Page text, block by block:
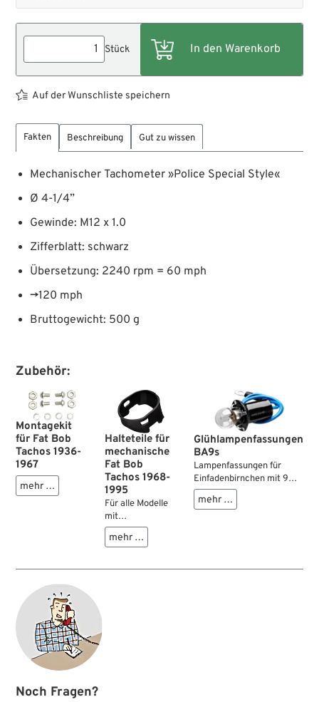
Stück
Auf der Wunschliste speichern
Fakten Beschreibung Gut zu wissen
Mechanischer Tachometer »Police Special Style«
Ø 4-1/4”
Gewinde: M12 x 1.0
Zifferblatt: schwarz
Übersetzung: 2240 rpm = 60 mph
→120 mph
Bruttogewicht: 500 g
Zubehör:
Montagekit
für Fat Bob
Tachos 1936-
1967
mehr …
Halteteile für
mechanische
Fat Bob
Tachos 1968-
1995
Für alle Modelle
mit
mechanischem
Fat-Bob-Tacho
Tachocover.
mehr …
Glühlampenfassungen
BA9s
Lampenfassungen für
Einfadenbirnchen mit 9
mm Sockel. Passt in Fat
Bob-Tachos, einige
eine mögliche Verwendung
mehr …
Noch Fragen?